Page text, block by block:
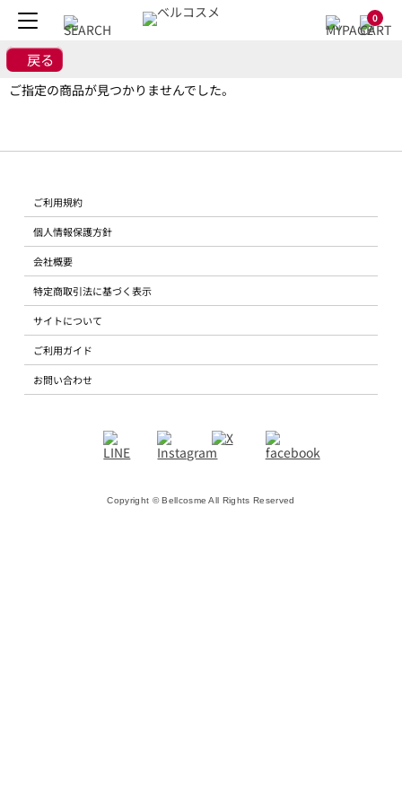
0
戻る
ご指定の商品が見つかりませんでした。
ご利用規約
個人情報保護方針
会社概要
特定商取引法に基づく表示
サイトについて
ご利用ガイド
お問い合わせ
Copyright © Bellcosme All Rights Reserved